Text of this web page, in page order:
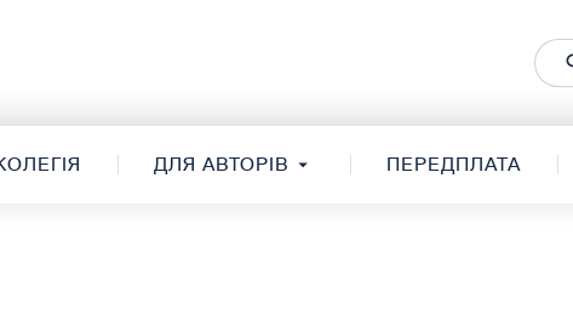
ДЛЯ АВТОРІВ ПЕРЕДПЛАТА